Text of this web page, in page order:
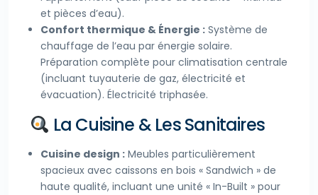
et pièces d’eau).
Confort thermique & Énergie : Système de
chauffage de l’eau par énergie solaire.
Préparation complète pour climatisation centrale
(incluant tuyauterie de gaz, électricité et
évacuation). Électricité triphasée.
La Cuisine & Les Sanitaires
Cuisine design : Meubles particulièrement
spacieux avec caissons en bois « Sandwich » de
haute qualité, incluant une unité « In-Built » pour